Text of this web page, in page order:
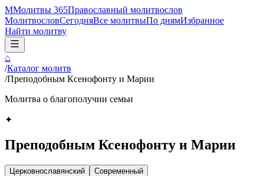
ММолитвы 365Православный молитвослов
МолитвословСегодняВсе молитвыПо днямИзбранное
Найти молитву
⌂
/Каталог молитв
/Преподобным Ксенофонту и Марии
Молитва о благополучии семьи
✦
Преподобным Ксенофонту и Марии
Церковнославянский Современный